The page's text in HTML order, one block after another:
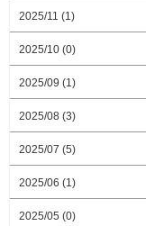
2025/11 (1)
2025/10 (0)
2025/09 (1)
2025/08 (3)
2025/07 (5)
2025/06 (1)
2025/05 (0)